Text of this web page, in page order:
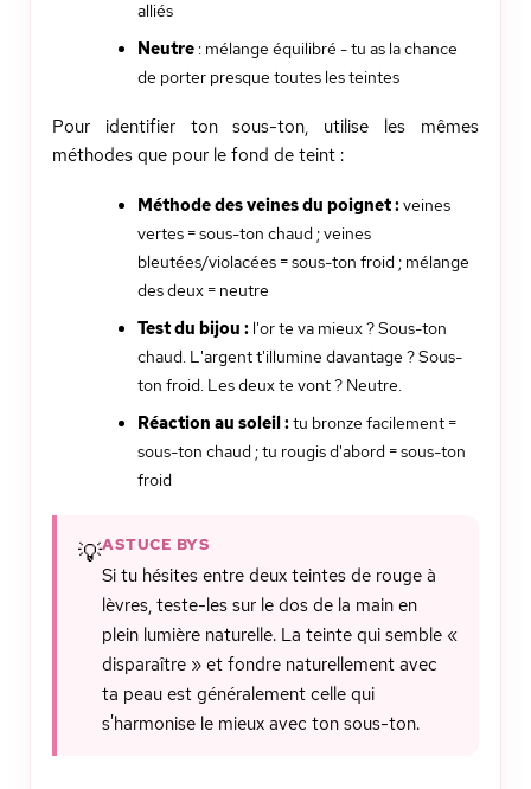
alliés
Neutre : mélange équilibré - tu as la chance
de porter presque toutes les teintes
Pour identifier ton sous-ton, utilise les mêmes
méthodes que pour le fond de teint :
Méthode des veines du poignet :veines
vertes = sous-ton chaud ; veines
bleutées/violacées = sous-ton froid ; mélange
des deux = neutre
Test du bijou : l'or te va mieux ? Sous-ton
chaud. L'argent t'illumine davantage ? Sous-
ton froid. Les deux te vont ? Neutre.
Réaction au soleil :tu bronze facilement =
sous-ton chaud ; tu rougis d'abord = sous-ton
froid
💡ASTUCE BYS
Si tu hésites entre deux teintes de rouge à
lèvres, teste-les sur le dos de la main en
plein lumière naturelle. La teinte qui semble «
disparaître » et fondre naturellement avec
ta peau est généralement celle qui
s'harmonise le mieux avec ton sous-ton.